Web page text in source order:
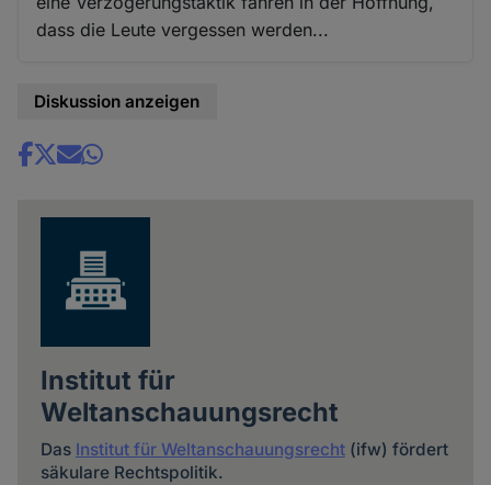
dass die Leute vergessen werden...
Diskussion anzeigen
Share
Institut für
Weltanschauungsrecht
Das Institut für Weltanschauungsrecht(ifw) fördert
säkulare Rechtspolitik.